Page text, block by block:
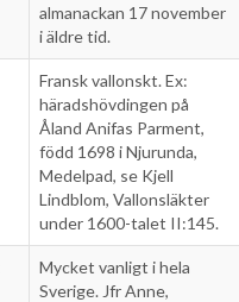
almanackan 17 november
i äldre tid.
Fransk vallonskt. Ex:
häradshövdingen på
Åland Anifas Parment,
född 1698 i Njurunda,
Medelpad, se Kjell
Lindblom, Vallonsläkter
under 1600-talet II:145.
Mycket vanligt i hela
Sverige. Jfr Anne,